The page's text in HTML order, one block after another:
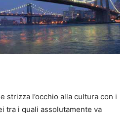
strizza l’occhio alla cultura con i
tra i quali assolutamente va